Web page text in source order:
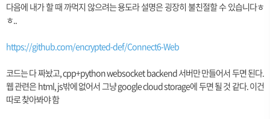
다음에 내가 할 때 까먹지 않으려는 용도라 설명은 굉장히 불친절할 수 있습니다ㅎ
ㅎ..
https://github.com/encrypted-def/Connect6-Web
코드는 다 짜놨고, cpp+python websocket backend 서버만 만들어서 두면 된다.
웹 관련은 html, js밖에 없어서 그냥 google cloud storage에 두면 될 것 같다. 이건
따로 찾아봐야 함